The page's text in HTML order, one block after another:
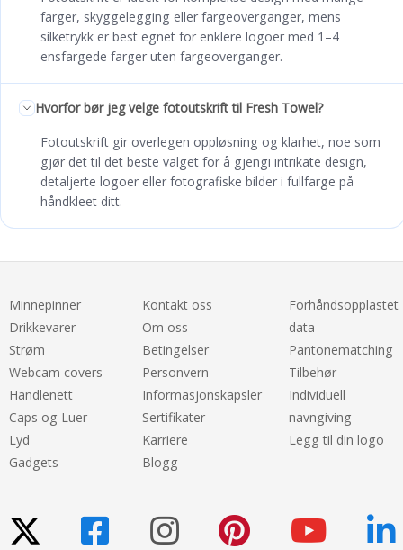
farger, skyggelegging eller fargeoverganger, mens
silketrykk er best egnet for enklere logoer med 1–4
ensfargede farger uten fargeoverganger.
Hvorfor bør jeg velge fotoutskrift til Fresh Towel?
Fotoutskrift gir overlegen oppløsning og klarhet, noe som
gjør det til det beste valget for å gjengi intrikate design,
detaljerte logoer eller fotografiske bilder i fullfarge på
håndkleet ditt.
Minnepinner
Drikkevarer
Strøm
Webcam covers
Handlenett
Caps og Luer
Lyd
Gadgets
Kontakt oss
Om oss
Betingelser
Personvern
Informasjonskapsler
Sertifikater
Karriere
Blogg
Forhåndsopplastet
data
Pantonematching
Tilbehør
Individuell
navngiving
Legg til din logo